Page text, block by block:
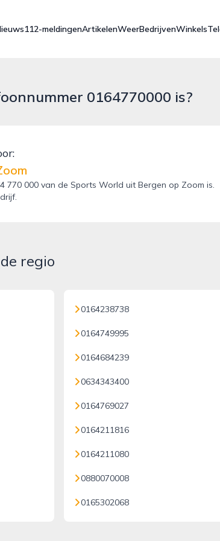
112-meldingenArtikelenWeerBedrijvenWinkels
0164770000 is?
000 van de Sports World uit Bergen op Zoom is.
regio
0164238738
0164749995
0164684239
0634343400
0164769027
0164211816
0164211080
0880070008
0165302068